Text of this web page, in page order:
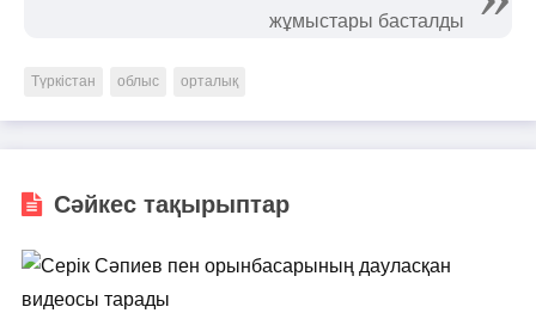
жұмыстары басталды
Түркістан облыс орталық
Сәйкес тақырыптар